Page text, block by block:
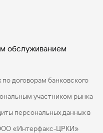
обслуживанием
договорам банковского
участником рынка
персональных данных в
«Интерфакс-ЦРКИ»